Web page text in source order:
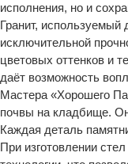
исполнения, но и
Гранит, используемый
исключительной
цветовых оттенков и
даёт возможность
Мастера «Хорошего
почвы на кладбище.
Каждая деталь
При изготовлении